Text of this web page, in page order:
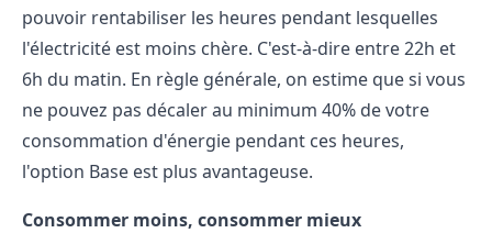
pouvoir rentabiliser les heures pendant lesquelles
l'électricité est moins chère. C'est-à-dire entre 22h et
6h du matin. En règle générale, on estime que si vous
ne pouvez pas décaler au minimum 40% de votre
consommation d'énergie pendant ces heures,
l'option Base est plus avantageuse.
Consommer moins, consommer mieux